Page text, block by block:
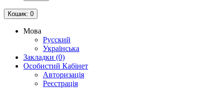
Кошик: 0
Мова
Русский
Українська
Закладки (0)
Особистий Кабінет
Авторизація
Реєстрація